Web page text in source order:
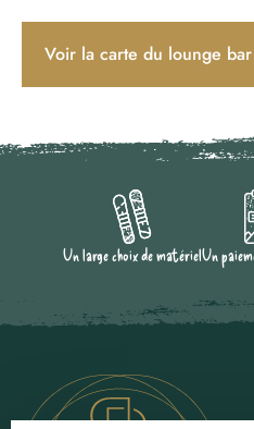
Voir la carte du lounge bar
Un large choix de matérielUn